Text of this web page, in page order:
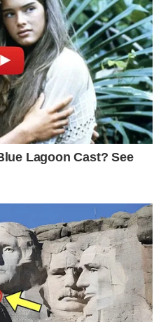
Lagoon Cast? See